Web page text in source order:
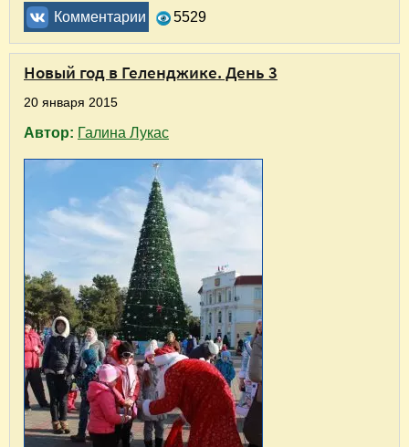
Комментарии 5529
Новый год в Геленджике. День 3
20 января 2015
Автор: Галина Лукас